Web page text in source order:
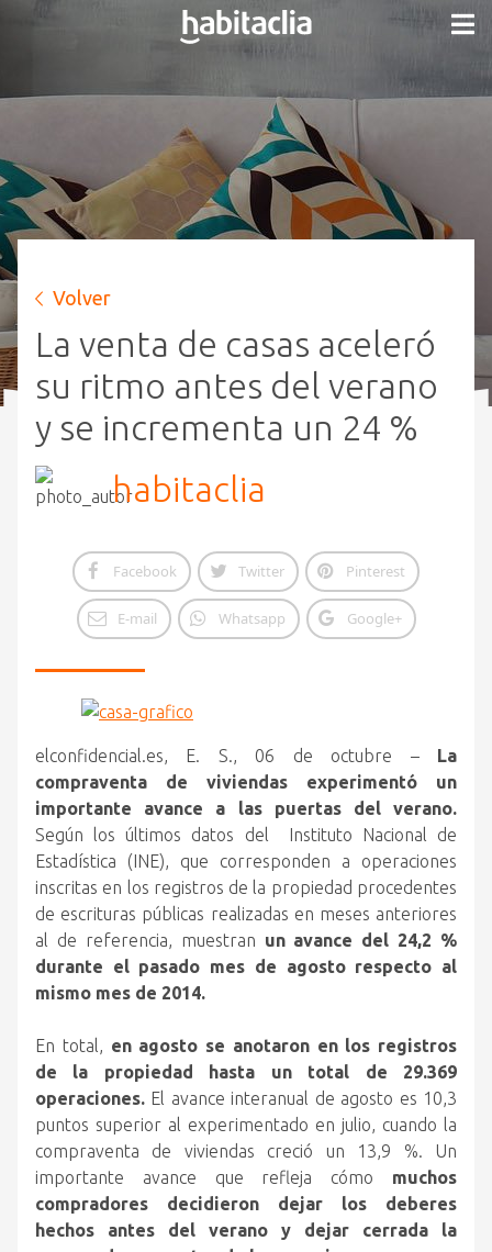
Volver
La venta de casas aceleró
su ritmo antes del verano
y se incrementa un 24 %
habitaclia
Facebook Twitter Pinterest
E-mail Whatsapp Google+
elconfidencial.es, E. S., 06 de octubre – La
compraventa de viviendas experimentó un
importante avance a las puertas del verano.
Según los últimos datos del Instituto Nacional de
Estadística (INE), que corresponden a operaciones
inscritas en los registros de la propiedad procedentes
de escrituras públicas realizadas en meses anteriores
al de referencia, muestran un avance del 24,2 %
durante el pasado mes de agosto respecto al
mismo mes de 2014.
En total, en agosto se anotaron en los registros
de la propiedad hasta un total de 29.369
operaciones. El avance interanual de agosto es 10,3
puntos superior al experimentado en julio, cuando la
compraventa de viviendas creció un 13,9 %. Un
importante avance que refleja cómo muchos
compradores decidieron dejar los deberes
hechos antes del verano y dejar cerrada la